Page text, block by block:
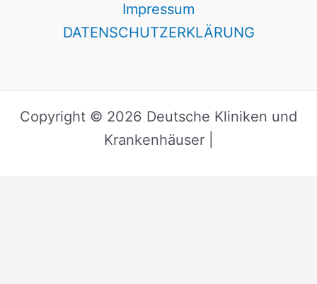
Impressum
DATENSCHUTZERKLÄRUNG
Copyright © 2026 Deutsche Kliniken und
Krankenhäuser |